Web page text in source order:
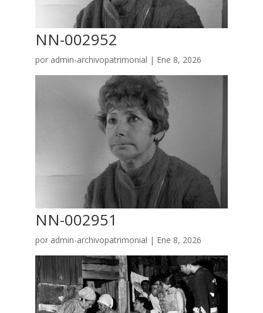
NN-002952
por admin-archivopatrimonial | Ene 8, 2026
NN-002951
por admin-archivopatrimonial | Ene 8, 2026